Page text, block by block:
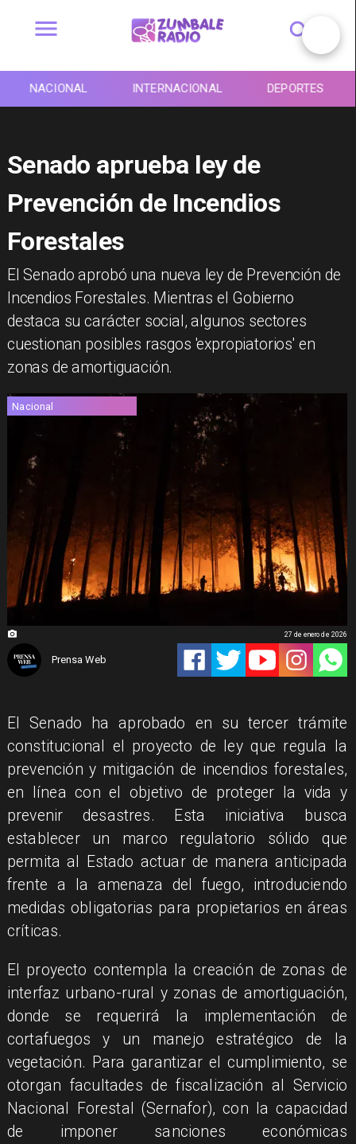
NACIONAL INTERNACIONAL DEPORTES
Senado aprueba ley de
Prevención de Incendios
Forestales
El Senado aprobó una nueva ley de Prevención de
Incendios Forestales. Mientras el Gobierno
destaca su carácter social, algunos sectores
cuestionan posibles rasgos 'expropiatorios' en
zonas de amortiguación.
Nacional
Prensa Web
27 de enero de 2026
El Senado ha aprobado en su tercer trámite
constitucional el proyecto de ley que regula la
prevención y mitigación de incendios forestales,
en línea con el objetivo de proteger la vida y
prevenir desastres. Esta iniciativa busca
establecer un marco regulatorio sólido que
permita al Estado actuar de manera anticipada
frente a la amenaza del fuego, introduciendo
medidas obligatorias para propietarios en áreas
críticas.
El proyecto contempla la creación de zonas de
interfaz urbano-rural y zonas de amortiguación,
donde se requerirá la implementación de
cortafuegos y un manejo estratégico de la
vegetación. Para garantizar el cumplimiento, se
otorgan facultades de fiscalización al Servicio
Nacional Forestal (Sernafor), con la capacidad
de imponer sanciones económicas